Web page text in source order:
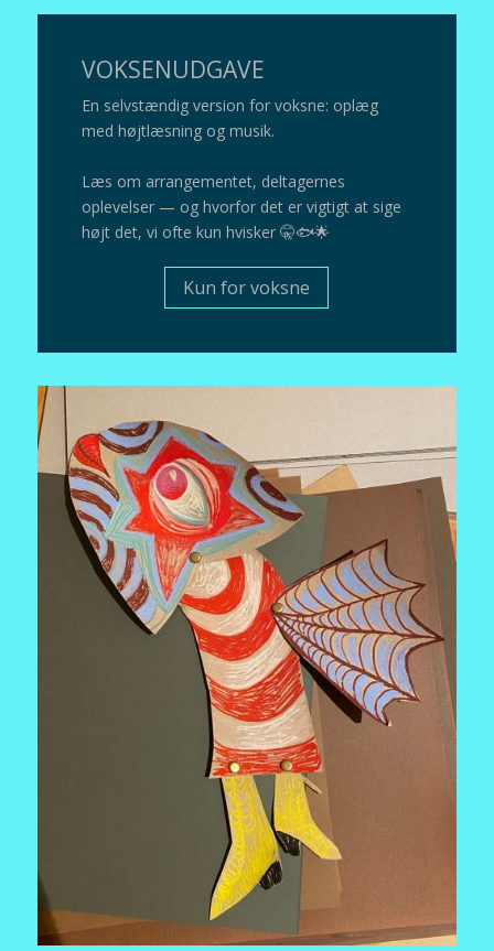
VOKSENUDGAVE
En selvstændig version for voksne: oplæg
med højtlæsning og musik.
Læs om arrangementet, deltagernes
oplevelser — og hvorfor det er vigtigt at sige
højt det, vi ofte kun hvisker 🤫🐟🌟
Kun for voksne